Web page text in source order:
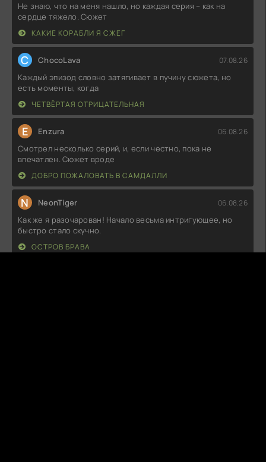
Не знаю, что на меня нашло, но каждая серия – как на
сердце тяжело. Сюжет
КАКИЕ КОРАБЛИ Я СЖЕГ
C ChocoLava 07.08.26
Каждый эпизод словно затягивает в пучину сюжета, но
есть моменты, когда
ЧЕТВЁРТАЯ ОТРИЦАТЕЛЬНАЯ
E Enzura 06.08.26
Смотрел несколько серий, и, если честно, пока не
впечатлен. Сюжет вроде
ДОБРО ПОЖАЛОВАТЬ В САМДАЛЛИ
N NeonTiger 06.08.26
Как же я разочарован! Начало весьма интригующее, но
быстро стало скучно.
ОСТРОВ БРАВА